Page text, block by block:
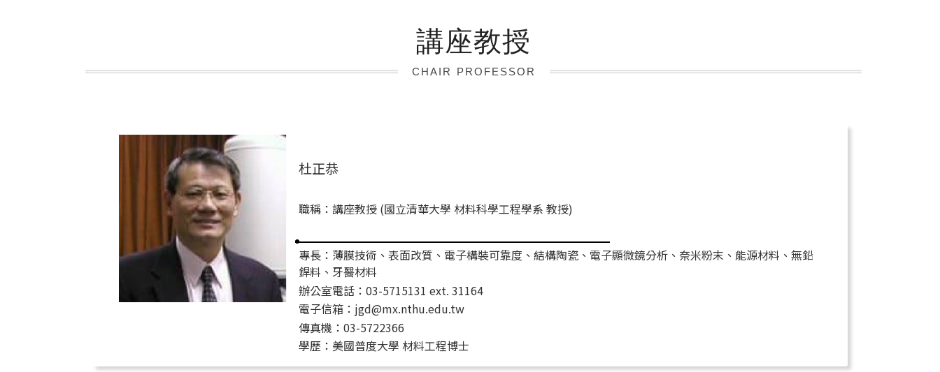
講座教授
CHAIR PROFESSOR
杜正恭
職稱：講座教授 (國立清華大學 材料科學工程學系 教授)
專長：薄膜技術、表面改質、電子構裝可靠度、結構陶瓷、電子顯微鏡分析、奈米粉末、能源材料、無鉛
銲料、牙醫材料
辦公室電話：03-5715131 ext. 31164
電子信箱：jgd@mx.nthu.edu.tw
傳真機：03-5722366
學歷：美國普度大學 材料工程博士